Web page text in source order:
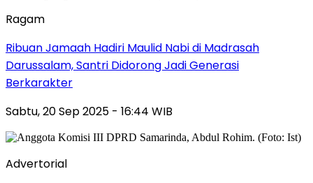
Ragam
Ribuan Jamaah Hadiri Maulid Nabi di Madrasah
Darussalam, Santri Didorong Jadi Generasi
Berkarakter
Sabtu, 20 Sep 2025 - 16:44 WIB
Advertorial